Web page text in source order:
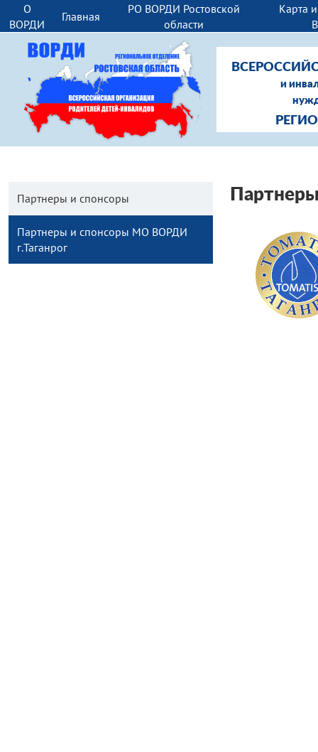
О
ВОРДИ
Главная
РО ВОРДИ Ростовской
области
Карта
и
Партнеры и спонсоры
Партнеры и спонсоры МО ВОРДИ
г.Таганрог